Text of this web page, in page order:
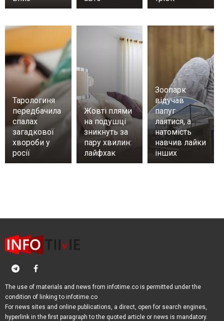
Тарологиня
передбачила
спалах
загадкової
хвороби у
росії
Жовті плями
на подушці
зникнуть за
пару хвилин:
лайфхак
Зоопарк
відучав
папуг
лаятися, а
натомість
навчив лайки
інших
The use of materials and news from infotime.co is permitted under the
condition of linking to infotime.co
For news sites and online publications, a direct, open for search engines,
hyperlink in the first paragraph to the quoted article or news is mandatory.